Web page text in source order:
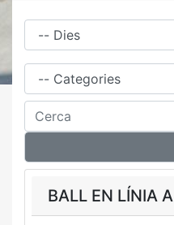
Dies
Família
Cerca
BALL EN LÍNIA A